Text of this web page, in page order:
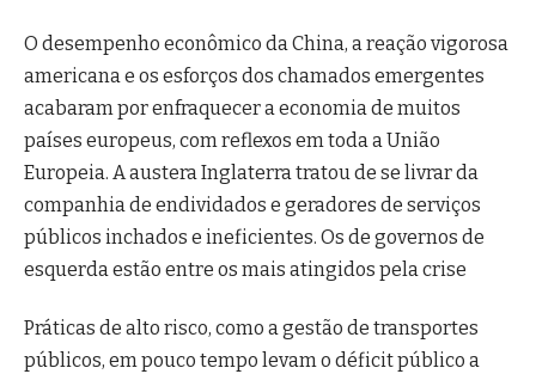
O desempenho econômico da China, a reação vigorosa
americana e os esforços dos chamados emergentes
acabaram por enfraquecer a economia de muitos
países europeus, com reflexos em toda a União
Europeia. A austera Inglaterra tratou de se livrar da
companhia de endividados e geradores de serviços
públicos inchados e ineficientes. Os de governos de
esquerda estão entre os mais atingidos pela crise
Práticas de alto risco, como a gestão de transportes
públicos, em pouco tempo levam o déficit público a